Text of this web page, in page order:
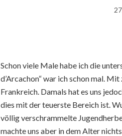
Schon viele Male habe ich die
d’Arcachon“ war ich schon mal.
Frankreich. Damals hat es uns
dies mit der teuerste Bereich ist.
völlig verschrammelte
machte uns aber in dem Alter